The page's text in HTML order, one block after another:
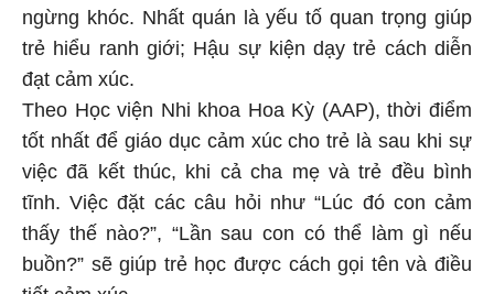
ngừng khóc. Nhất quán là yếu tố quan trọng giúp
trẻ hiểu ranh giới; Hậu sự kiện dạy trẻ cách diễn
đạt cảm xúc.
Theo Học viện Nhi khoa Hoa Kỳ (AAP), thời điểm
tốt nhất để giáo dục cảm xúc cho trẻ là sau khi sự
việc đã kết thúc, khi cả cha mẹ và trẻ đều bình
tĩnh. Việc đặt các câu hỏi như “Lúc đó con cảm
thấy thế nào?”, “Lần sau con có thể làm gì nếu
buồn?” sẽ giúp trẻ học được cách gọi tên và điều